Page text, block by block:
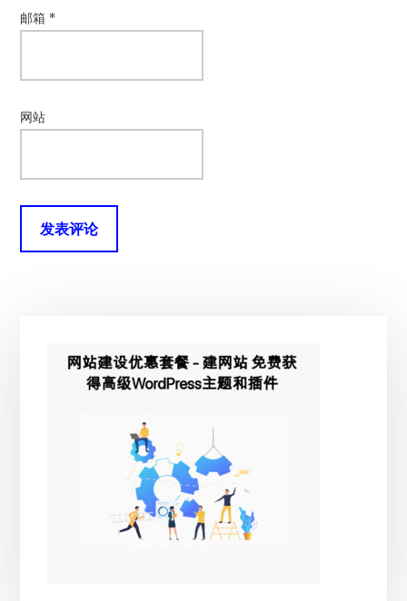
邮箱 *
网站